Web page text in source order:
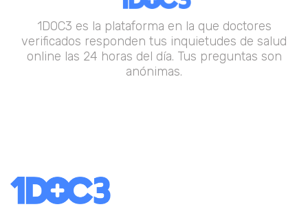
1DOC3 es la plataforma en la que doctores
verificados responden tus inquietudes de salud
online las 24 horas del día. Tus preguntas son
anónimas.